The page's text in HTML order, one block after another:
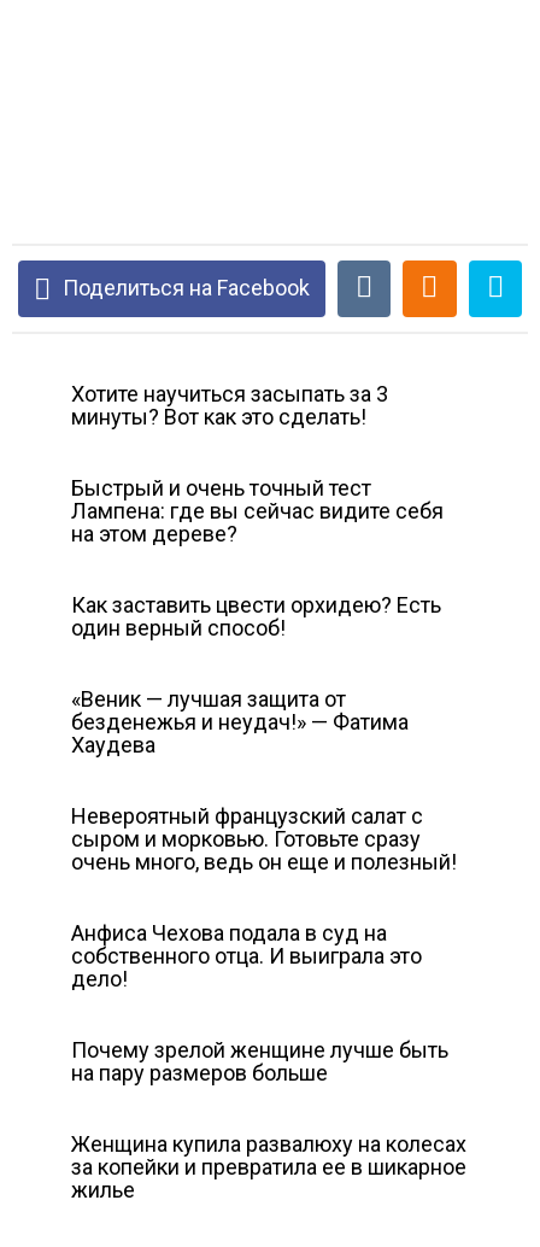
Поделиться на Facebook
Хотите научиться засыпать за 3
минуты? Вот как это сделать!
Быстрый и очень точный тест
Лампена: где вы сейчас видите себя
на этом дереве?
Как заставить цвести орхидею? Есть
один верный способ!
«Веник — лучшая защита от
безденежья и неудач!» — Фатима
Хаудева
Невероятный французский салат с
сыром и морковью. Готовьте сразу
очень много, ведь он еще и полезный!
Анфиса Чехова подала в суд на
собственного отца. И выиграла это
дело!
Почему зрелой женщине лучше быть
на пару размеров больше
Женщина купила развалюху на колесах
за копейки и превратила ее в шикарное
жилье